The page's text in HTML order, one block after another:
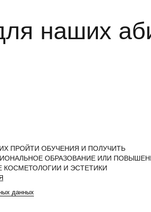
наших
ПРОЙТИ ОБУЧЕНИЯ И ПОЛУЧИТЬ
ОБРАЗОВАНИЕ ИЛИ
КОСМЕТОЛОГИИ И ЭСТЕТИКИ
данных